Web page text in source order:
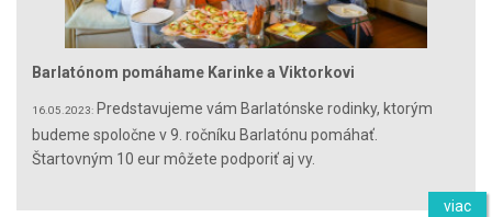
Barlatónom pomáhame Karinke a Viktorkovi
16.05.2023: Predstavujeme vám Barlatónske rodinky, ktorým
budeme spoločne v 9. ročníku Barlatónu pomáhať.
Štartovným 10 eur môžete podporiť aj vy.
viac